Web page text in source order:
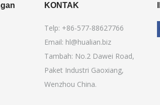
KONTAK
Telp: +86-577-88627766
Email: hl@hualian.biz
Tambah: No.2 Dawei Road,
Paket Industri Gaoxiang,
Wenzhou China.